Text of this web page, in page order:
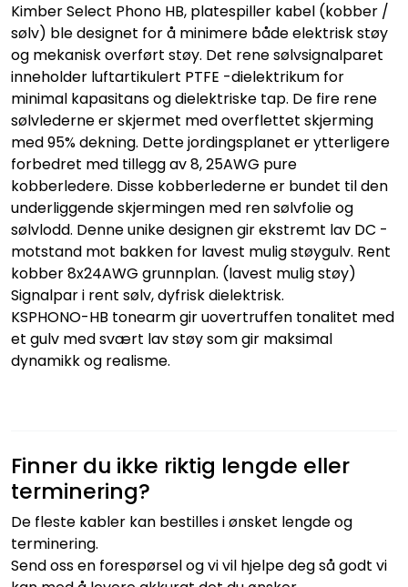
Kimber Select Phono HB, platespiller kabel (kobber /
sølv) ble designet for å minimere både elektrisk støy
og mekanisk overført støy. Det rene sølvsignalparet
inneholder luftartikulert PTFE -dielektrikum for
minimal kapasitans og dielektriske tap. De fire rene
sølvlederne er skjermet med overflettet skjerming
med 95% dekning. Dette jordingsplanet er ytterligere
forbedret med tillegg av 8, 25AWG pure
kobberledere. Disse kobberlederne er bundet til den
underliggende skjermingen med ren sølvfolie og
sølvlodd. Denne unike designen gir ekstremt lav DC -
motstand mot bakken for lavest mulig støygulv. Rent
kobber 8x24AWG grunnplan. (lavest mulig støy)
Signalpar i rent sølv, dyfrisk dielektrisk.
KSPHONO-HB tonearm gir uovertruffen tonalitet med
et gulv med svært lav støy som gir maksimal
dynamikk og realisme.
Finner du ikke riktig lengde eller
terminering?
De fleste kabler kan bestilles i ønsket lengde og
terminering.
Send oss en forespørsel og vi vil hjelpe deg så godt vi